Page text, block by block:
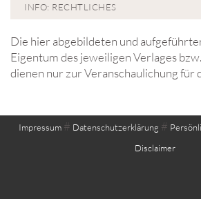
INFO: RECHTLICHES
Die hier abgebildeten und
Eigentum des jeweiligen Verlages
dienen nur zur Veranschaulichung für
Impressum # Datenschutzerklärung #
Disclaimer